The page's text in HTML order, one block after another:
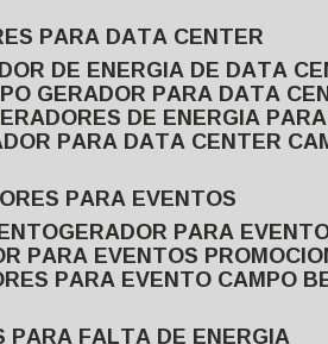
PARA DATA CENTER
DE ENERGIA DE DATA
GERADOR PARA DATA
GERADORES DE ENERGIA
PARA DATA CENTER
PARA EVENTOS
GERADOR PARA
PARA EVENTOS
PARA EVENTO CAMPO
PARA FALTA DE ENERGIA